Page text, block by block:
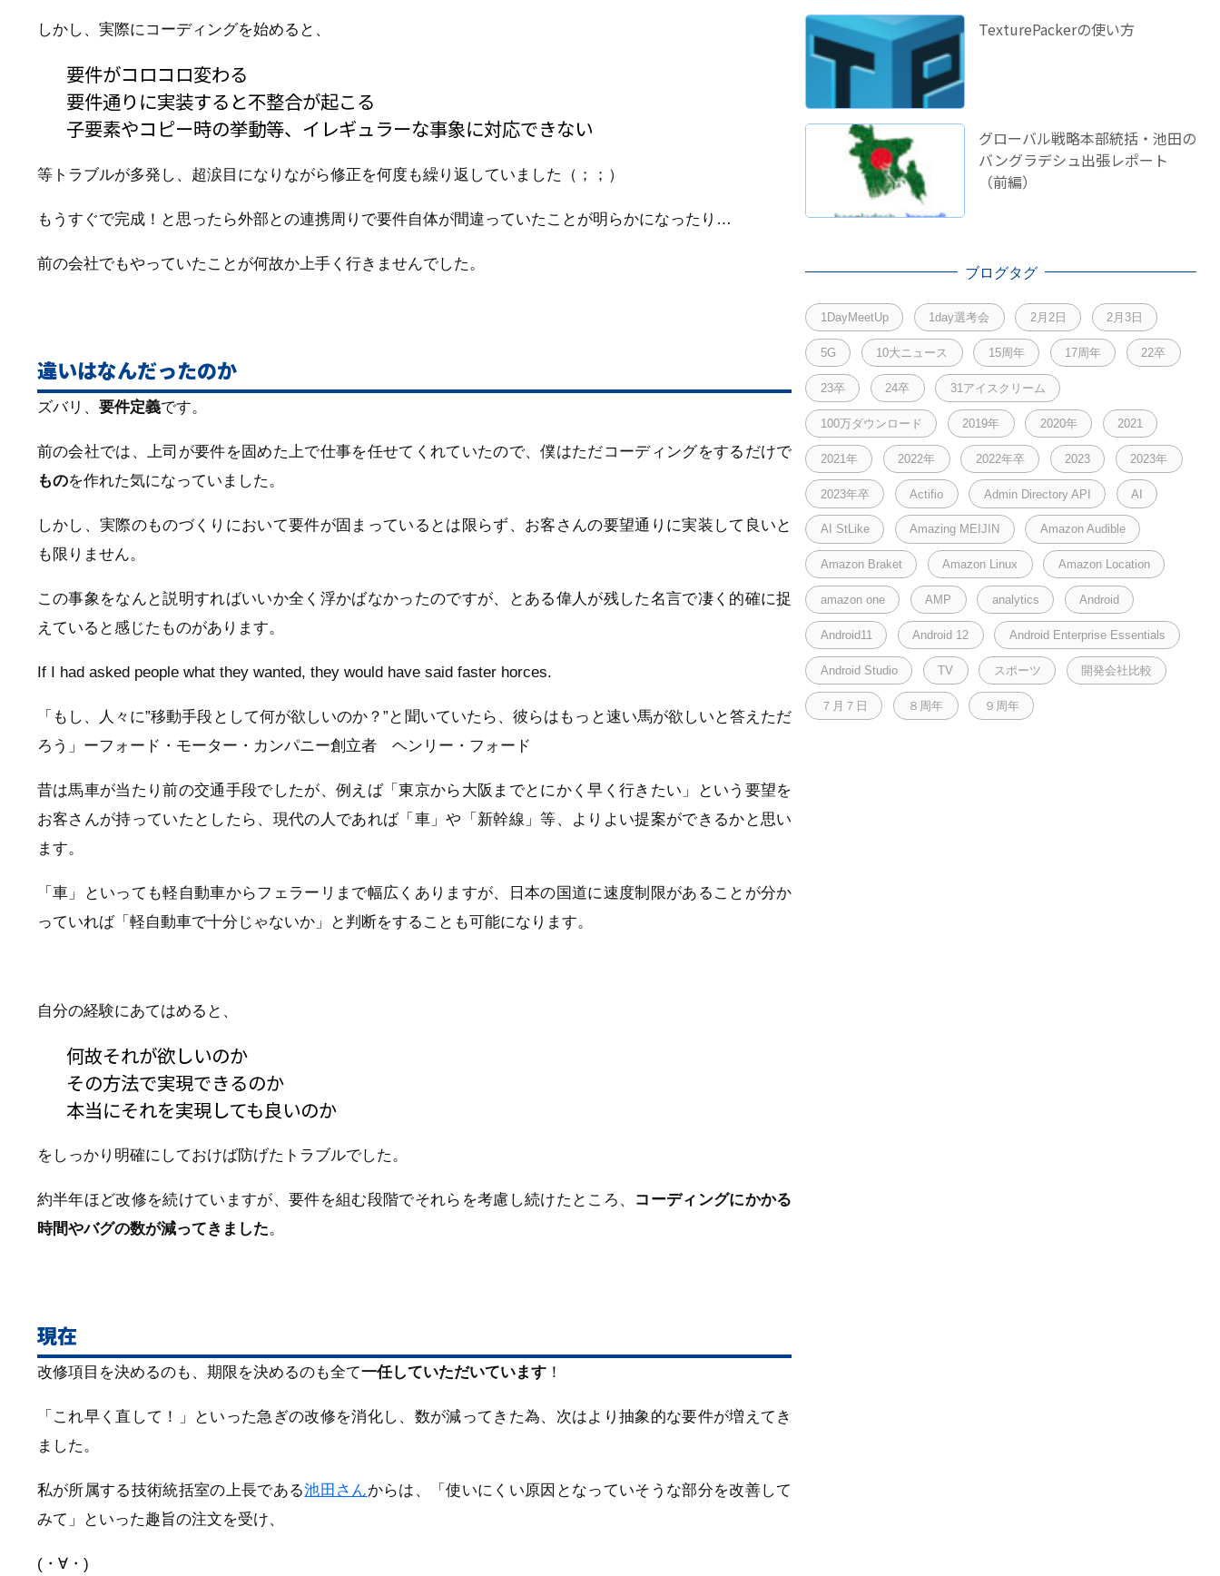
しかし、実際にコーディングを始めると、
要件がコロコロ変わる
要件通りに実装すると不整合が起こる
子要素やコピー時の挙動等、イレギュラーな事象に対応できない
等トラブルが多発し、超涙目になりながら修正を何度も繰り返していました（；；）
もうすぐで完成！と思ったら外部との連携周りで要件自体が間違っていたことが明らかになったり…
前の会社でもやっていたことが何故か上手く行きませんでした。
違いはなんだったのか
ズバリ、 要件定義です。
前の会社では、上司が要件を固めた上で仕事を任せてくれていたので、僕はただコーディングをするだけで
ものを作れた気になっていました。
しかし、実際のものづくりにおいて要件が固まっているとは限らず、お客さんの要望通りに実装して良いと
も限りません。
この事象をなんと説明すればいいか全く浮かばなかったのですが、とある偉人が残した名言で凄く的確に捉
えていると感じたものがあります。
If I had asked people what they wanted, they would have said faster horces.
「もし、人々に”移動手段として何が欲しいのか？”と聞いていたら、彼らはもっと速い馬が欲しいと答えただ
ろう」ーフォード・モーター・カンパニー創立者 ヘンリー・フォード
昔は馬車が当たり前の交通手段でしたが、例えば「東京から大阪までとにかく早く行きたい」という要望を
お客さんが持っていたとしたら、現代の人であれば「車」や「新幹線」等、よりよい提案ができるかと思い
ます。
「車」といっても軽自動車からフェラーリまで幅広くありますが、日本の国道に速度制限があることが分か
っていれば「軽自動車で十分じゃないか」と判断をすることも可能になります。
自分の経験にあてはめると、
何故それが欲しいのか
その方法で実現できるのか
本当にそれを実現しても良いのか
をしっかり明確にしておけば防げたトラブルでした。
約半年ほど改修を続けていますが、要件を組む段階でそれらを考慮し続けたところ、 コーディングにかかる
時間やバグの数が減ってきました。
現在
改修項目を決めるのも、期限を決めるのも全て一任していただいています！
「これ早く直して！」といった急ぎの改修を消化し、数が減ってきた為、次はより抽象的な要件が増えてき
ました。
私が所属する技術統括室の上長である池田さんからは、「使いにくい原因となっていそうな部分を改善して
みて」といった趣旨の注文を受け、
(・∀・)
TexturePackerの使い方
グローバル戦略本部統括・池田の
バングラデシュ出張レポート
（前編）
ブログタグ
1DayMeetUp 1day選考会 2月2日 2月3日
5G 10大ニュース 15周年 17周年 22卒
23卒 24卒 31アイスクリーム
100万ダウンロード 2019年 2020年 2021
2021年 2022年 2022年卒 2023 2023年
2023年卒 Actifio Admin Directory API AI
AI StLike Amazing MEIJIN Amazon Audible
Amazon Braket Amazon Linux Amazon Location
amazon one AMP analytics Android
Android11 Android 12 Android Enterprise Essentials
Android Studio TV スポーツ 開発会社比較
７月７日 ８周年 ９周年